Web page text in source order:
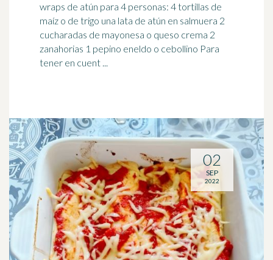
wraps de atún para 4 personas: 4 tortillas de
maíz o de trigo una lata de atún en salmuera 2
cucharadas de mayonesa o queso crema 2
zanahorias 1 pepino eneldo o cebollino Para
tener en cuent ...
02
SEP
2022